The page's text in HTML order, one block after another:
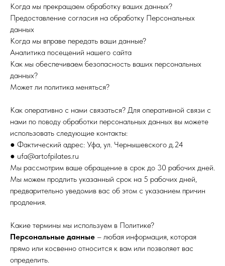
Когда мы прекращаем обработку ваших данных?
Предоставление согласия на обработку Персональных
данных
Когда мы вправе передать ваши данные?
Аналитика посещений нашего сайта
Как мы обеспечиваем безопасность ваших персональных
данных?
Может ли политика меняться?
Как оперативно с нами связаться? Для оперативной связи с
нами по поводу обработки персональных данных вы можете
использовать следующие контакты:
● Фактический адрес: Уфа, ул. Чернышевского д.24
● ufa@artofpilates.ru
Мы рассмотрим ваше обращение в срок до 30 рабочих дней.
Мы можем продлить указанный срок на 5 рабочих дней,
предварительно уведомив вас об этом с указанием причин
продления.
Какие термины мы используем в Политике?
Персональные данные – любая информация, которая
прямо или косвенно относится к вам или позволяет вас
определить.